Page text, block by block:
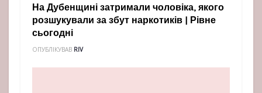
На Дубенщині затримали чоловіка, якого
розшукували за збут наркотиків | Рівне
сьогодні
ОПУБЛІКУВАВ RIV